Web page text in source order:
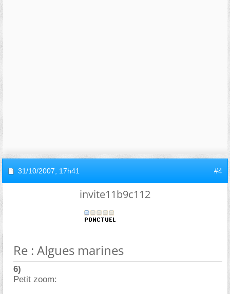
31/10/2007, 17h41 #4
invite11b9c112
Re : Algues marines
6)
Petit zoom: